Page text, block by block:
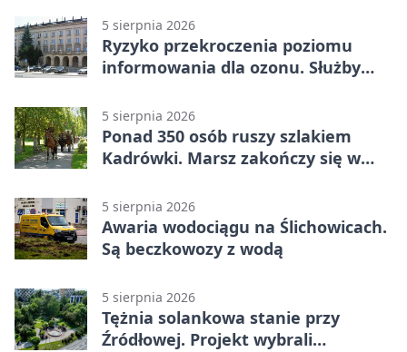
5 sierpnia 2026
Ryzyko przekroczenia poziomu
informowania dla ozonu. Służby
5 sierpnia 2026
Ponad 350 osób ruszy szlakiem
Kadrówki. Marsz zakończy się w
5 sierpnia 2026
Awaria wodociągu na Ślichowicach.
Są beczkowozy z wodą
5 sierpnia 2026
Tężnia solankowa stanie przy
Źródłowej. Projekt wybrali